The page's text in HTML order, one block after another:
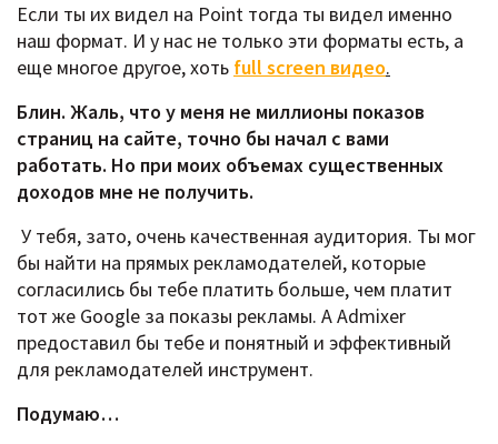
Если ты их видел на Point тогда ты видел именно
наш формат. И у нас не только эти форматы есть, а
еще многое другое, хоть full screen видео.
Блин. Жаль, что у меня не миллионы показов
страниц на сайте, точно бы начал с вами
работать. Но при моих объемах существенных
доходов мне не получить.
У тебя, зато, очень качественная аудитория. Ты мог
бы найти на прямых рекламодателей, которые
согласились бы тебе платить больше, чем платит
тот же Google за показы рекламы. А Admixer
предоставил бы тебе и понятный и эффективный
для рекламодателей инструмент.
Подумаю…